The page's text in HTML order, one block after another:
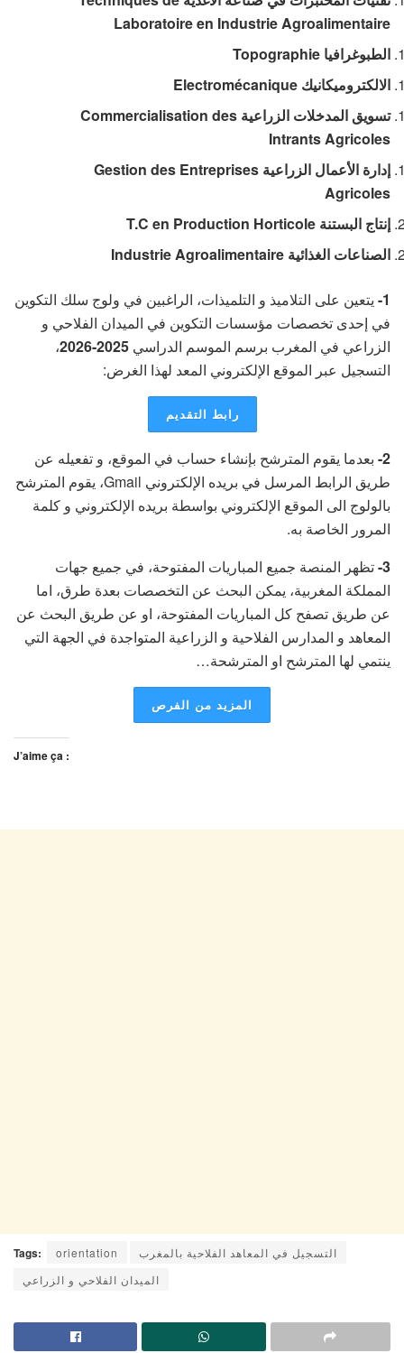
Laboratoire en Industrie Agroalimentaire
الطبوغرافيا Topographie
الالكتروميكانيك Electromécanique
تسويق المدخلات الزراعية Commercialisation des
Intrants Agricoles
إدارة الأعمال الزراعية Gestion des Entreprises
Agricoles
إنتاج البستنة T.C en Production Horticole
الصناعات الغذائية Industrie Agroalimentaire
1- يتعين على التلاميذ و التلميذات، الراغبين في ولوج سلك التكوين
في إحدى تخصصات مؤسسات التكوين في الميدان الفلاحي و
الزراعي في المغرب برسم الموسم الدراسي 2025-2026
،
التسجيل عبر الموقع الإلكتروني المعد لهذا الغرض:
رابط التقديم
2- بعدما يقوم المترشح بإنشاء حساب في الموقع، و تفعيله عن
طريق الرابط المرسل في بريده الإلكتروني Gmail، يقوم المترشح
بالولوج الى الموقع الإلكتروني بواسطة بريده الإلكتروني و كلمة
المرور الخاصة به.
3- تظهر المنصة جميع المباريات المفتوحة، في جميع جهات
المملكة المغربية، يمكن البحث عن التخصصات بعدة طرق، اما
عن طريق تصفح كل المباريات المفتوحة، او عن طريق البحث عن
المعاهد و المدارس الفلاحية و الزراعية المتواجدة في الجهة التي
ينتمي لها المترشح او المترشحة…
المزيد من الفرص
J’aime ça :
Tags: orientation
التسجيل في المعاهد الفلاحية بالمغرب
الميدان الفلاحي و الزراعي